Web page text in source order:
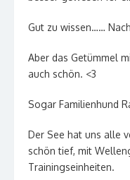
Gut zu wissen……
Aber das Getümmel
auch schön. <3
Sogar Familienhund
Der See hat uns alle
schön tief, mit
Trainingseinheiten.